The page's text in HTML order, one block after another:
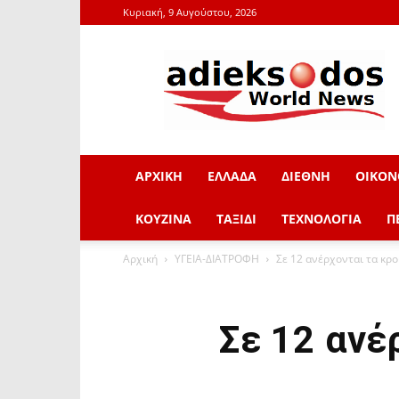
Κυριακή, 9 Αυγούστου, 2026
adieksodos.gr
ΑΡΧΙΚΗ ΕΛΛΑΔΑ ΔΙΕΘΝΗ
ΚΟΥΖΙΝΑ ΤΑΞΙΔΙ ΤΕΧΝΟΛΟΓΙΑ
Αρχική ΥΓΕΙΑ-ΔΙΑΤΡΟΦΗ Σε 12 ανέρχονται τα
Σε 12